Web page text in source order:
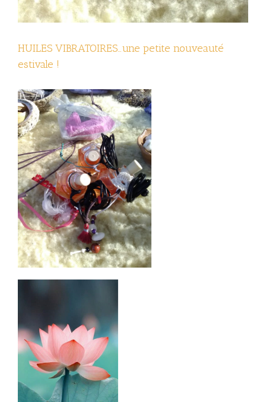
HUILES VIBRATOIRES…une petite nouveauté
estivale !